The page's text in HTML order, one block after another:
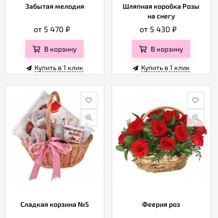
Забытая мелодия
от 5 470 ₽
В корзину
Купить в 1 клик
Шляпная коробка Розы
на снегу
от 5 430₽
В корзину
Купить в 1 клик
Сладкая корзина №5 Феерия роз